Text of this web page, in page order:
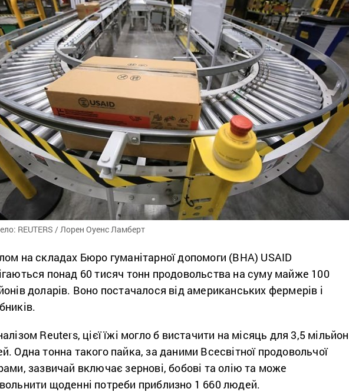
REUTERS / Лорен Оуенс Ламберт
на складах Бюро гуманітарної допомоги (BHA) USAID
понад 60 тисяч тонн продовольства на суму майже 100
доларів. Воно постачалося від американських фермерів і
Reuters, цієї їжі могло б вистачити на місяць для 3,5
Одна тонна такого пайка, за даними Всесвітної продовольчої
зазвичай включає зернові, бобові та олію та може
щоденні потреби приблизно 1 660 людей.